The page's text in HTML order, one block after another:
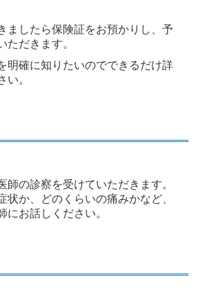
ましたら保険証をお預かりし、予
ただきます。
明確に知りたいのでできるだけ詳
い。
師の診察を受けていただきます。
状か、どのくらいの痛みかなど、
にお話しください。